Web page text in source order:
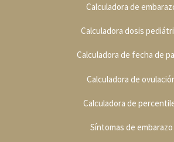
Calculadora de
Calculadora dosis
Calculadora de fecha de
Calculadora de
Calculadora de
Síntomas de embarazo